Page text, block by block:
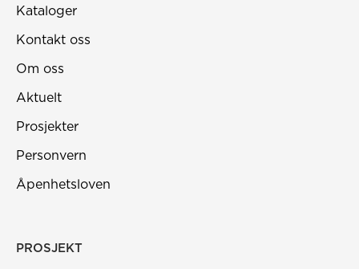
PROSJEKT
Kataloger
Kontakt oss
Om oss
Aktuelt
Prosjekter
Personvern
Åpenhetsloven